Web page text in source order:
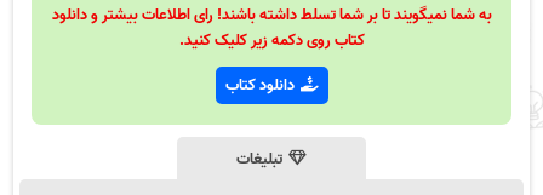
به شما نمیگویند تا بر شما تسلط داشته باشند! رای اطلاعات بیشتر و دانلود
کتاب روی دکمه زیر کلیک کنید.
دانلود کتاب
تبلیغات